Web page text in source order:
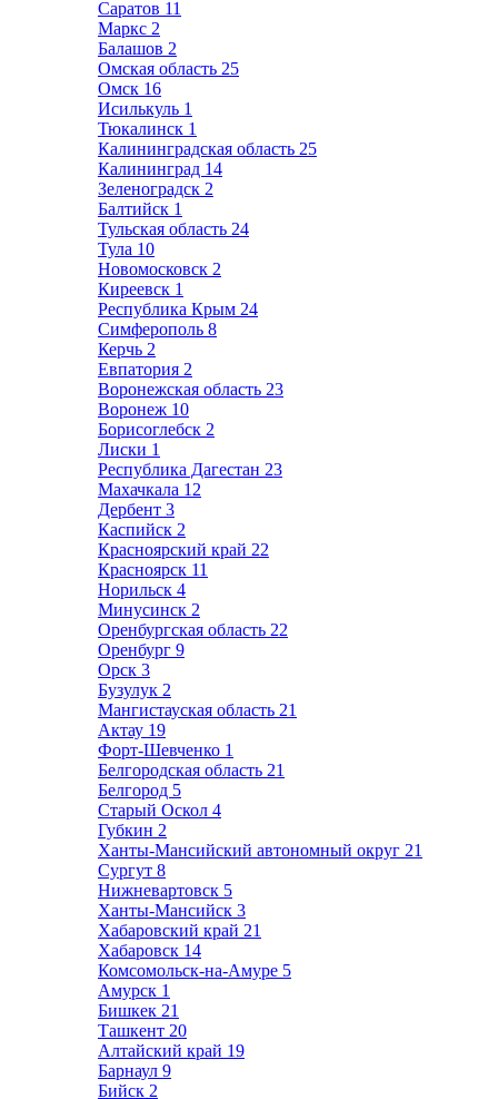
Саратов 11
Маркс 2
Балашов 2
Омская область 25
Омск 16
Исилькуль 1
Тюкалинск 1
Калининградская область 25
Калининград 14
Зеленоградск 2
Балтийск 1
Тульская область 24
Тула 10
Новомосковск 2
Киреевск 1
Республика Крым 24
Симферополь 8
Керчь 2
Евпатория 2
Воронежская область 23
Воронеж 10
Борисоглебск 2
Лиски 1
Республика Дагестан 23
Махачкала 12
Дербент 3
Каспийск 2
Красноярский край 22
Красноярск 11
Норильск 4
Минусинск 2
Оренбургская область 22
Оренбург 9
Орск 3
Бузулук 2
Мангистауская область 21
Актау 19
Форт-Шевченко 1
Белгородская область 21
Белгород 5
Старый Оскол 4
Губкин 2
Ханты-Мансийский автономный округ 21
Сургут 8
Нижневартовск 5
Ханты-Мансийск 3
Хабаровский край 21
Хабаровск 14
Комсомольск-на-Амуре 5
Амурск 1
Бишкек 21
Ташкент 20
Алтайский край 19
Барнаул 9
Бийск 2